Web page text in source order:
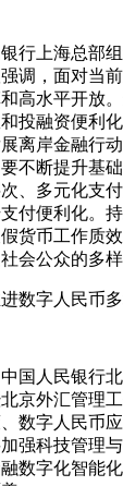
行上海总部
调，面对当
高水平开放
投融资便利
离岸金融行
不断提升基
、多元化支
付便利化。
货币工作质
会公众的多
数字人民币
国人民银行
京外汇管理
数字人民币
强科技管理
数字化智能